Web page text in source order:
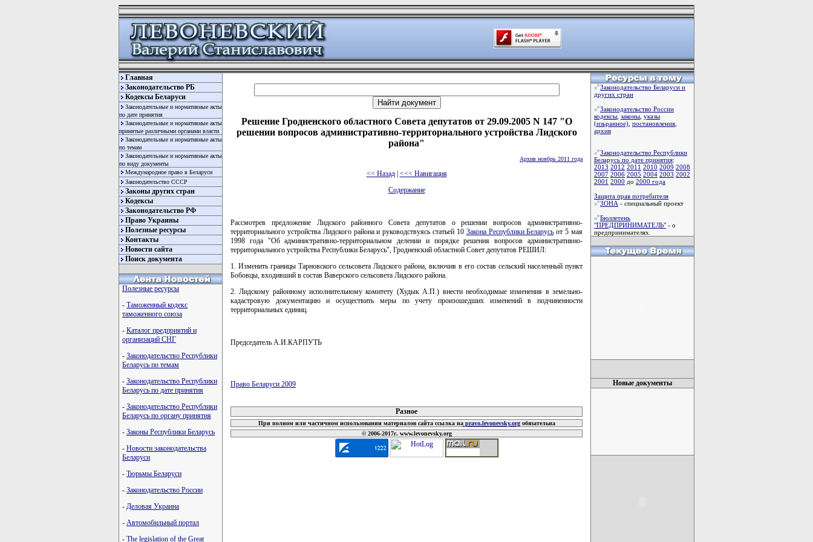
Главная
Законодательство РБ
Кодексы Беларуси
Законодательные и нормативные акты
по дате принятия
Законодательные и нормативные акты
принятые различными органами власти
Законодательные и нормативные акты
по темам
Законодательные и нормативные акты
по виду документы
Международное право в Беларуси
Законодательство СССР
Законы других стран
Кодексы
Законодательство РФ
Право Украины
Полезные ресурсы
Контакты
Новости сайта
Поиск документа
Полезные ресурсы
- Таможенный кодекс
таможенного союза
- Каталог предприятий и
организаций СНГ
- Законодательство Республики
Беларусь по темам
- Законодательство Республики
Беларусь по дате принятия
- Законодательство Республики
Беларусь по органу принятия
- Законы Республики Беларусь
- Новости законодательства
Беларуси
- Тюрьмы Беларуси
- Законодательство России
- Деловая Украина
- Автомобильный портал
- The legislation of the Great
Решение Гродненского областного Совета депутатов от 29.09.2005 N 147 "О
решении вопросов административно-территориального устройства Лидского
района"
Архив ноябрь 2011 года
<< Назад| <<< Навигация
Содержание
Рассмотрев предложение Лидского районного Совета депутатов о решении вопросов административно-
территориального устройства Лидского района и руководствуясь статьей 10 Закона Республики Беларусь от 5 мая
1998 года "Об административно-территориальном делении и порядке решения вопросов административно-
территориального устройства Республики Беларусь", Гродненский областной Совет депутатов РЕШИЛ:
1. Изменить границы Тарновского сельсовета Лидского района, включив в его состав сельский населенный пункт
Бобовцы, входивший в состав Ваверского сельсовета Лидского района.
2. Лидскому районному исполнительному комитету (Худык А.П.) внести необходимые изменения в земельно-
кадастровую документацию и осуществить меры по учету произошедших изменений в подчиненности
территориальных единиц.
Председатель А.И.КАРПУТЬ
Право Беларуси 2009
Разное
При полном или частичном использовании материалов сайта ссылка наpravo.levonevsky.orgобязательна
© 2006-2017г. www.levonevsky.org
Законодательство Беларуси и
других стран
Законодательство России
кодексы законы указы
(изьранное) постановления
архив
Законодательство Республики
Беларусь по дате принятия:
2013 2012 2011 2010 2009 2008
2007 2006 2005 2004 2003 2002
2001 2000 до 2000 года
Защита прав потребителя
ЗОНА - специальный проект
Бюллетень
"ПРЕДПРИНИМАТЕЛЬ" - о
предпринимателях.
Новые документы